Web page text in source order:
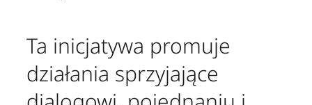
Ta inicjatywa promuje
działania sprzyjające